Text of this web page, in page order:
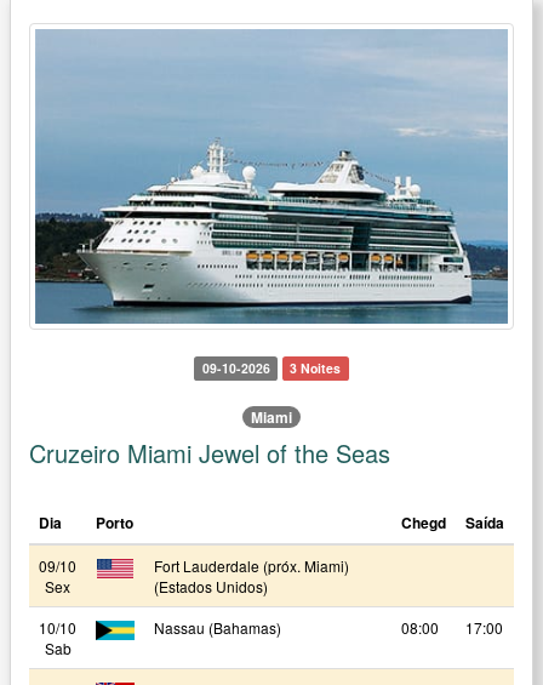
09-10-2026 3 Noites
Miami
Cruzeiro Miami Jewel of the Seas
Dia Porto Chegd Saída
09/10
Sex
Fort Lauderdale (próx. Miami)
(Estados Unidos)
10/10
Sab
Nassau (Bahamas) 08:00 17:00